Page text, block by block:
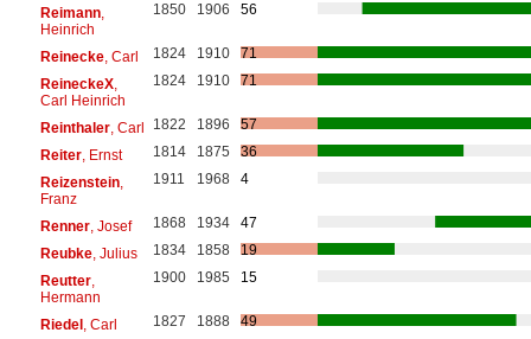
Reimann,
Heinrich
1850 1906 56
Reinecke, Carl 1824 1910
71
ReineckeX,
Carl Heinrich
1824 1910 71
Reinthaler, Carl 1822 1896
57
Reiter, Ernst 1814 1875
36
Reizenstein,
Franz
1911 1968 4
Renner, Josef 1868 1934
47
Reubke, Julius 1834 1858
19
Reutter,
Hermann
1900 1985 15
Riedel , Carl 1827 1888
49